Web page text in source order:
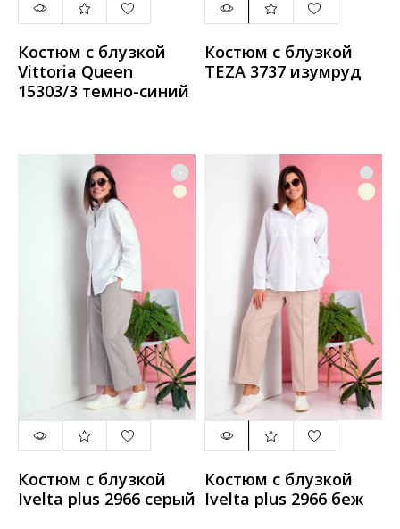
Костюм с блузкой
Vittoria Queen
15303/3 темно-синий
Костюм с блузкой
TEZA 3737 изумруд
Костюм с блузкой
Ivelta plus 2966 серый
Костюм с блузкой
Ivelta plus 2966 беж